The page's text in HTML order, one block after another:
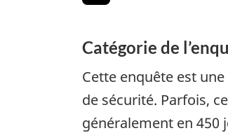
Catégorie de
Cette enquête est
de sécurité. Parfois,
généralement en 450